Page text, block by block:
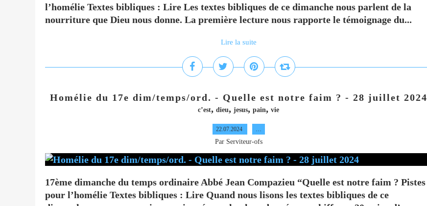
l’homélie Textes bibliques : Lire Les textes bibliques de ce dimanche nous parlent de la
nourriture que Dieu nous donne. La première lecture nous rapporte le témoignage du...
Lire la suite
Homélie du 17e dim/temps/ord. - Quelle est notre faim ? - 28 juillet 2024
c’est, dieu, jesus, pain, vie
22.07.2024 …
Par Serviteur-ofs
17ème dimanche du temps ordinaire Abbé Jean Compazieu “Quelle est notre faim ? Pistes
pour l’homélie Textes bibliques : Lire Quand nous lisons les textes bibliques de ce